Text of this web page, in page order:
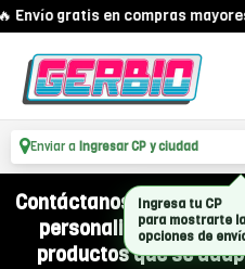
Envío gratis en compras
Enviar a Ingresar CP y ciudad
Contáctanos por
personalizado para
productos que se
Ingresa tu CP
para mostrarte
opciones de